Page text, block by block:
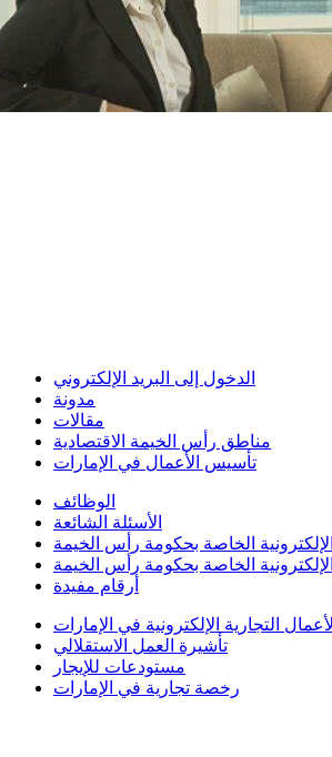
الدخول إلى البريد الإلكتروني
مدونة
مقالات
مناطق رأس الخيمة الاقتصادية
تأسيس الأعمال في الإمارات
الوظائف
الأسئلة الشائعة
الإلكترونية الخاصة بحكومة رأس الخيمة
الخاصة بحكومة رأس الخيمة
أرقام مفيدة
الأعمال التجارية الإلكترونية في الإمارات
تأشيرة العمل الاستقلالي
مستودعات للإيجار
رخصة تجارية في الإمارات